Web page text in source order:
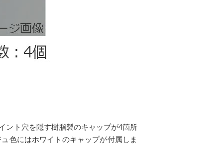
ント穴を隠す樹脂製のキャップが4箇所
色にはホワイトのキャップが付属しま